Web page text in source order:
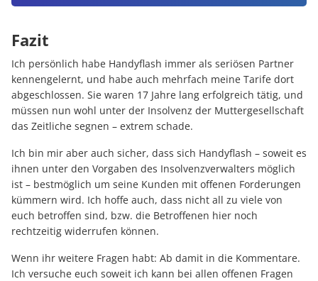
Fazit
Ich persönlich habe Handyflash immer als seriösen Partner
kennengelernt, und habe auch mehrfach meine Tarife dort
abgeschlossen. Sie waren 17 Jahre lang erfolgreich tätig, und
müssen nun wohl unter der Insolvenz der Muttergesellschaft
das Zeitliche segnen – extrem schade.
Ich bin mir aber auch sicher, dass sich Handyflash – soweit es
ihnen unter den Vorgaben des Insolvenzverwalters möglich
ist – bestmöglich um seine Kunden mit offenen Forderungen
kümmern wird. Ich hoffe auch, dass nicht all zu viele von
euch betroffen sind, bzw. die Betroffenen hier noch
rechtzeitig widerrufen können.
Wenn ihr weitere Fragen habt: Ab damit in die Kommentare.
Ich versuche euch soweit ich kann bei allen offenen Fragen